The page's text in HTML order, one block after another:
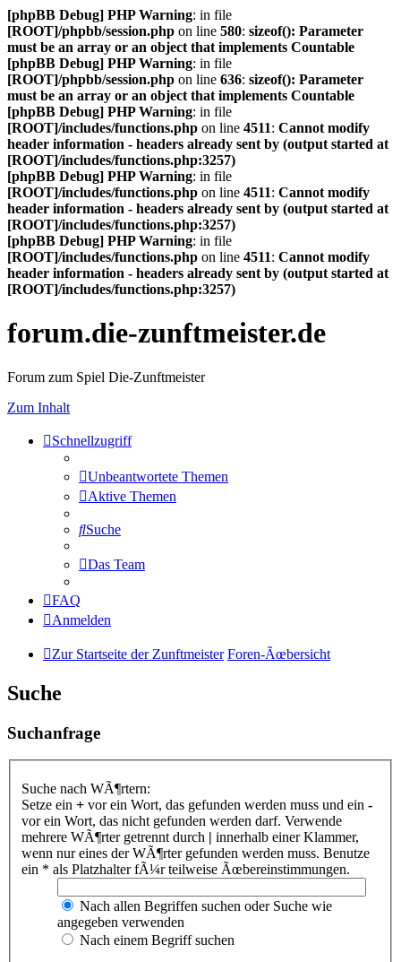
[phpBB Debug] PHP Warning: in file
[ROOT]/phpbb/session.php on line 580: sizeof(): Parameter
must be an array or an object that implements Countable
[phpBB Debug] PHP Warning: in file
[ROOT]/phpbb/session.php on line 636: sizeof(): Parameter
must be an array or an object that implements Countable
[phpBB Debug] PHP Warning: in file
[ROOT]/includes/functions.php on line 4511: Cannot modify
header information - headers already sent by (output started at
[ROOT]/includes/functions.php:3257)
[phpBB Debug] PHP Warning: in file
[ROOT]/includes/functions.php on line 4511: Cannot modify
header information - headers already sent by (output started at
[ROOT]/includes/functions.php:3257)
[phpBB Debug] PHP Warning: in file
[ROOT]/includes/functions.php on line 4511: Cannot modify
header information - headers already sent by (output started at
[ROOT]/includes/functions.php:3257)
forum.die-zunftmeister.de
Forum zum Spiel Die-Zunftmeister
Zum Inhalt
Schnellzugriff
Unbeantwortete Themen
Aktive Themen
Suche
Das Team
FAQ
Anmelden
Zur Startseite der Zunftmeister Foren-Ãœbersicht
Suche
Suchanfrage
Suche nach WÃ¶rtern:
Setze ein + vor ein Wort, das gefunden werden muss und ein -
vor ein Wort, das nicht gefunden werden darf. Verwende
mehrere WÃ¶rter getrennt durch | innerhalb einer Klammer,
wenn nur eines der WÃ¶rter gefunden werden muss. Benutze
ein * als Platzhalter fÃ¼r teilweise Ãœbereinstimmungen.
Nach allen Begriffen suchen oder Suche wie
angegeben verwenden
Nach einem Begriff suchen